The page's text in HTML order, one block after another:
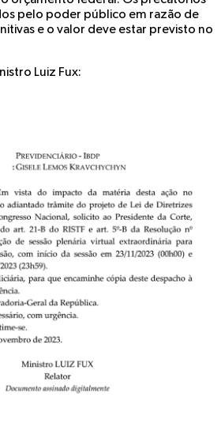
pelo poder público em razão de
e o valor deve estar previsto no
Luiz Fux: